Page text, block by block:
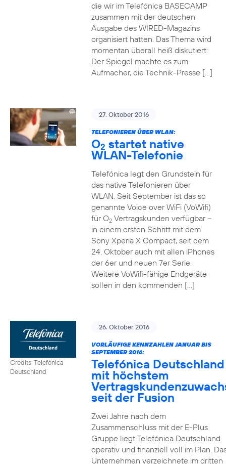
die wir im Telefónica BASECAMP
zusammen mit der deutschen
Ausgabe des WIRED-Magazins
organisiert hatten. Das Thema wird
momentan überall heiß diskutiert:
Der Spiegel machte es zum
Aufmacher, die Technik-Presse […]
27. Oktober 2016
TELEFONIEREN ÜBER WLAN:
O2 startet native
WLAN-Telefonie
Telefónica legt den Grundstein für
das native Telefonieren über
WLAN. Seit September ist das so
genannte Voice over WiFi (VoWifi)
für O2Vertragskunden verfügbar –
in einem ersten Schritt mit dem
Sony Xperia X Compact, seit dem
24. Oktober auch mit allen iPhones
der 6er und neuen 7er Serie.
Weitere VoWifi-fähige Endgeräte
sollen in den kommenden […]
Credits: Telefónica
Deutschland
26. Oktober 2016
VORLÄUFIGE KENNZAHLEN JANUAR BIS
SEPTEMBER 2016:
Telefónica Deutschland
mit höchstem
seit der Fusion
Zwei Jahre nach dem
Zusammenschluss mit der E-Plus
Gruppe liegt Telefónica Deutschland
operativ und finanziell voll im Plan.
Unternehmen verzeichnete im dritten